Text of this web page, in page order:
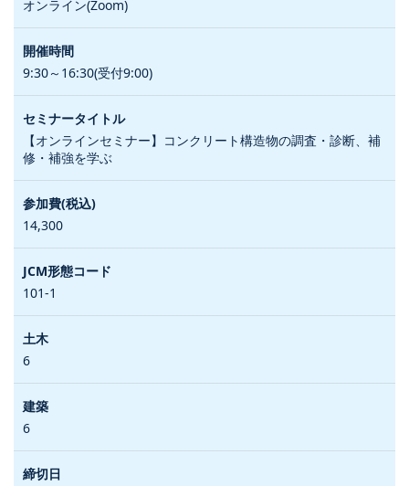
オンライン(Zoom)
9:30～16:30(受付9:00)
【オンラインセミナー】コンクリート構造物の調査・診断、補
修・補強を学ぶ
14,300
101-1
6
6